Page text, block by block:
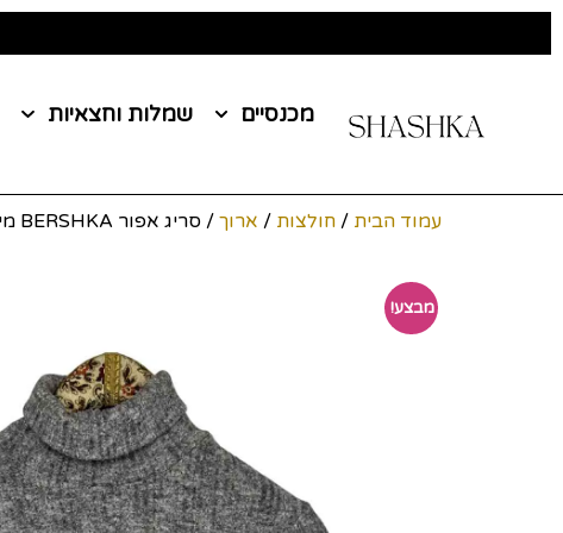
מכנסיים שמלות וחצאיות
עמוד הבית / חולצות / ארוך / סריג אפור BERSHKA מידה M
מבצע!